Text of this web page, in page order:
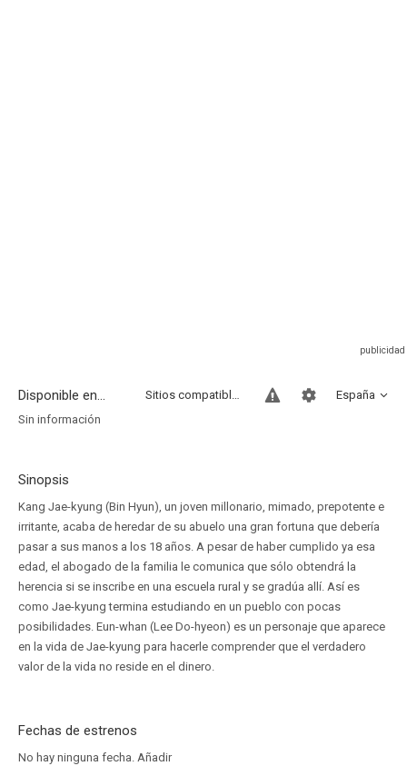
Disponible en... España
Sitios compatibles
Sin información
Sinopsis
Kang Jae-kyung (Bin Hyun), un joven millonario, mimado, prepotente e
irritante, acaba de heredar de su abuelo una gran fortuna que debería
pasar a sus manos a los 18 años. A pesar de haber cumplido ya esa
edad, el abogado de la familia le comunica que sólo obtendrá la
herencia si se inscribe en una escuela rural y se gradúa allí. Así es
como Jae-kyung termina estudiando en un pueblo con pocas
posibilidades. Eun-whan (Lee Do-hyeon) es un personaje que aparece
en la vida de Jae-kyung para hacerle comprender que el verdadero
valor de la vida no reside en el dinero.
Fechas de estrenos
No hay ninguna fecha. Añadir